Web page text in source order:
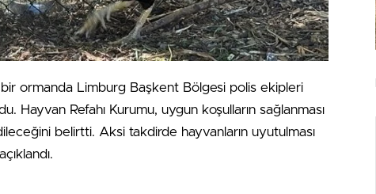
ormanda Limburg Başkent Bölgesi polis ekipleri
Hayvan Refahı Kurumu, uygun koşulların sağlanması
belirtti. Aksi takdirde hayvanların uyutulması